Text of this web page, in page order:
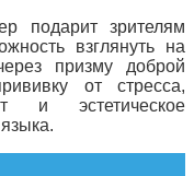
подарит зрителям
взглянуть на
призму доброй
от стресса,
и эстетическое